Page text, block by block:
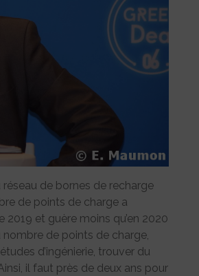
de bornes de recharge
de points de charge a
et guère moins qu’en 2020
de points de charge,
d’ingénierie, trouver du
il faut près de deux ans pour